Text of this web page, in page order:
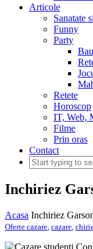
Articole
Sanatate
Funny
Party
Retete
Horoscop
IT, Web,
Filme
Prin oras
Contact
Inchiriez
Acasa Inchiriez
Oferte cazare cazare